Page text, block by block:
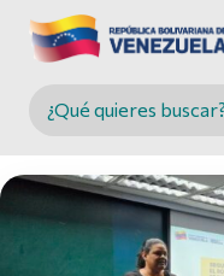
Buscar en MINCYT